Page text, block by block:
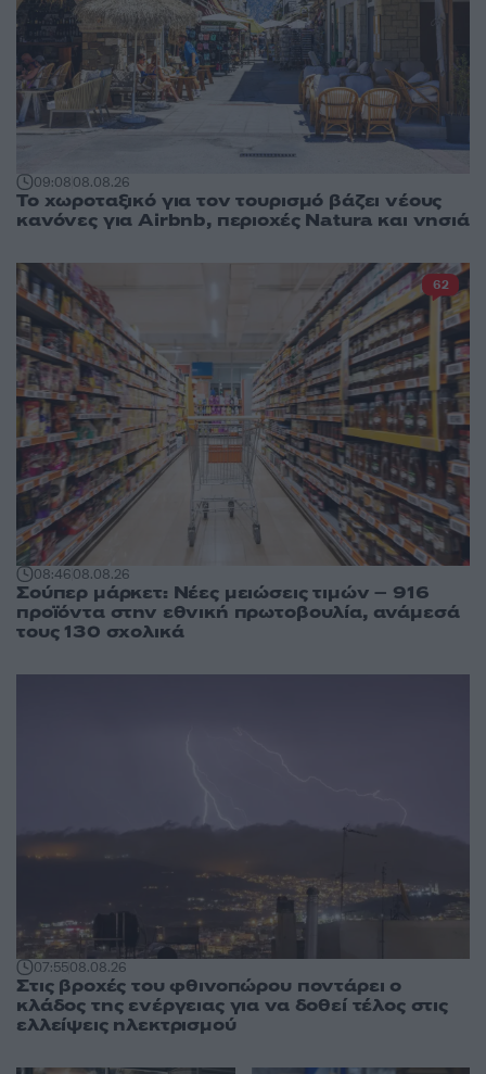
09:0808.08.26
Το χωροταξικό για τον τουρισμό βάζει νέους
κανόνες για Airbnb, περιοχές Natura και νησιά
08:4608.08.26
Σούπερ μάρκετ: Νέες μειώσεις τιμών – 916
προϊόντα στην εθνική πρωτοβουλία, ανάμεσά
τους 130 σχολικά
62
07:5508.08.26
Στις βροχές του φθινοπώρου ποντάρει ο
κλάδος της ενέργειας για να δοθεί τέλος στις
ελλείψεις ηλεκτρισμού